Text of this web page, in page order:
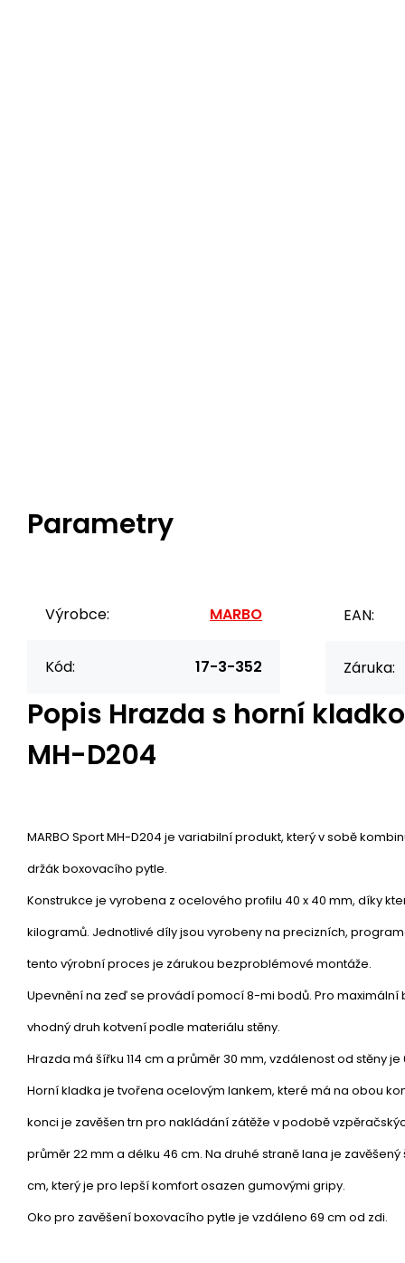
Parametry
Výrobce: MARBO
Kód: 17-3-352
EAN:
Záruka:
Popis Hrazda s horní
MH-D204
MARBO Sport MH-D204 je variabilní produkt, který v sobě
držák boxovacího pytle.
Konstrukce je vyrobena z ocelového profilu 40 x 40 mm, díky
kilogramů. Jednotlivé díly jsou vyrobeny na precizních,
tento výrobní proces je zárukou bezproblémové montáže.
Upevnění na zeď se provádí pomocí 8-mi bodů. Pro maximální
vhodný druh kotvení podle materiálu stěny.
Hrazda má šířku 114 cm a průměr 30 mm, vzdálenost od stěny je
Horní kladka je tvořena ocelovým lankem, které má na obou
konci je zavěšen trn pro nakládání zátěže v podobě
průměr 22 mm a délku 46 cm. Na druhé straně lana je
cm, který je pro lepší komfort osazen gumovými gripy.
Oko pro zavěšení boxovacího pytle je vzdáleno 69 cm od zdi.